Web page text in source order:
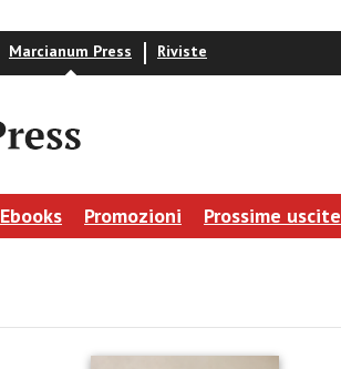
Marcianum Press Riviste
Ebooks Promozioni Prossime uscite